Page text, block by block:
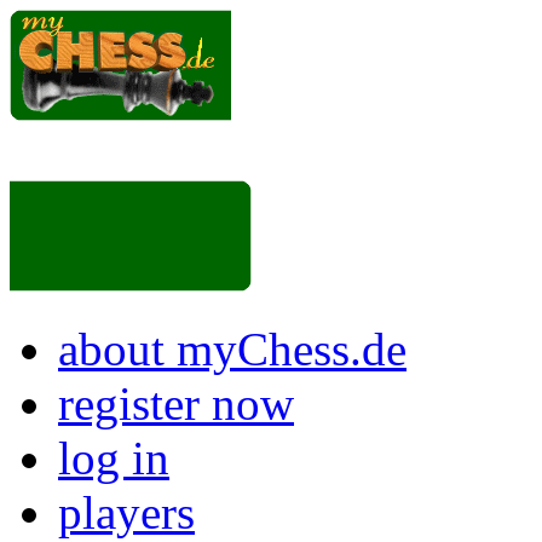
about myChess.de
register now
log in
players